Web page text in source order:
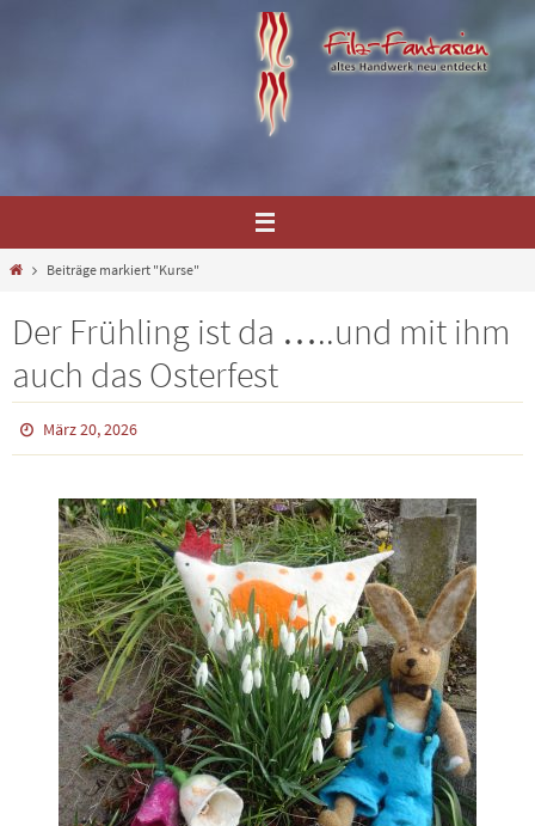
HomeBeiträge markiert "Kurse"
Der Frühling ist da …..und mit ihm
auch das Osterfest
März 20, 2026